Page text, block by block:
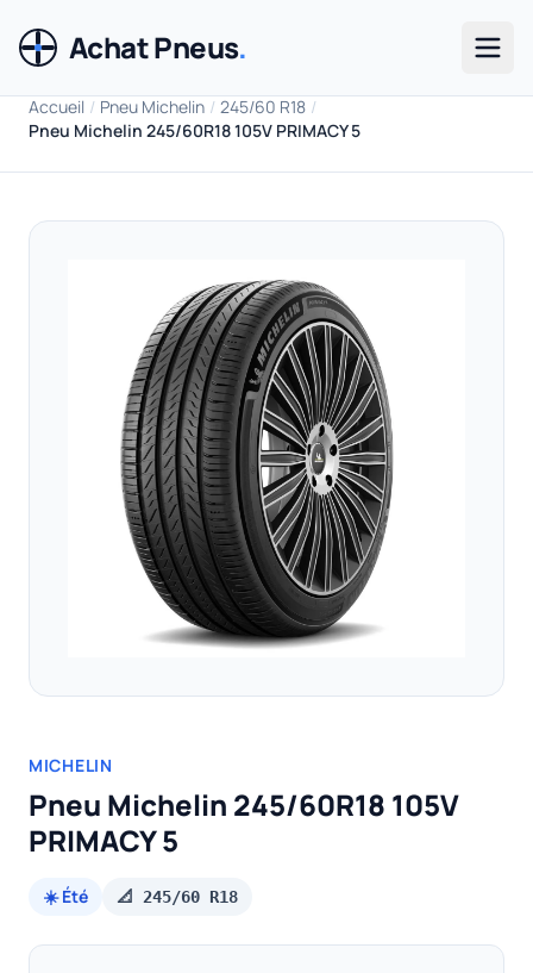
Achat Pneus.
Accueil / Pneu Michelin / 245/60 R18 /
Pneu Michelin 245/60R18 105V PRIMACY 5
MICHELIN
Pneu Michelin 245/60R18 105V
PRIMACY 5
☀️ Été 📐 245/60 R18